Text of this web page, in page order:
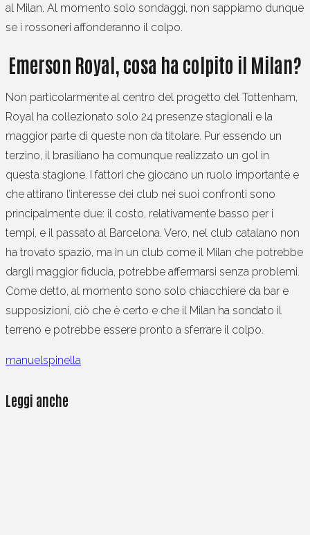
al Milan. Al momento solo sondaggi, non sappiamo dunque
se i rossoneri affonderanno il colpo.
Emerson Royal, cosa ha colpito il Milan?
Non particolarmente al centro del progetto del Tottenham,
Royal ha collezionato solo 24 presenze stagionali e la
maggior parte di queste non da titolare. Pur essendo un
terzino, il brasiliano ha comunque realizzato un gol in
questa stagione. I fattori che giocano un ruolo importante e
che attirano l’interesse dei club nei suoi confronti sono
principalmente due: il costo, relativamente basso per i
tempi, e il passato al Barcelona. Vero, nel club catalano non
ha trovato spazio, ma in un club come il Milan che potrebbe
dargli maggior fiducia, potrebbe affermarsi senza problemi.
Come detto, al momento sono solo chiacchiere da bar e
supposizioni, ciò che è certo e che il Milan ha sondato il
terreno e potrebbe essere pronto a sferrare il colpo.
manuelspinella
Leggi anche